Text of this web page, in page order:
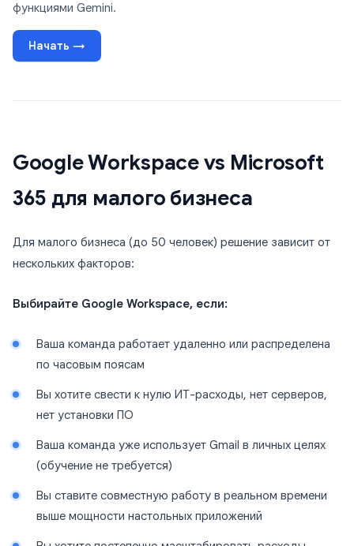
функциями Gemini.
Начать →
Google Workspace vs Microsoft
365 для малого бизнеса
Для малого бизнеса (до 50 человек) решение зависит от
нескольких факторов:
Выбирайте Google Workspace, если:
Ваша команда работает удаленно или распределена
по часовым поясам
Вы хотите свести к нулю ИТ-расходы, нет серверов,
нет установки ПО
Ваша команда уже использует Gmail в личных целях
(обучение не требуется)
Вы ставите совместную работу в реальном времени
выше мощности настольных приложений